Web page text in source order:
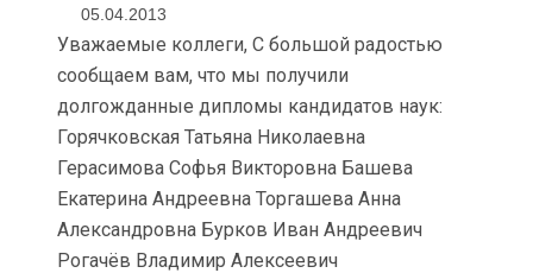
05.04.2013
Уважаемые коллеги, С большой радостью
сообщаем вам, что мы получили
долгожданные дипломы кандидатов наук:
Горячковская Татьяна Николаевна
Герасимова Софья Викторовна Башева
Екатерина Андреевна Торгашева Анна
Александровна Бурков Иван Андреевич
Рогачёв Владимир Алексеевич